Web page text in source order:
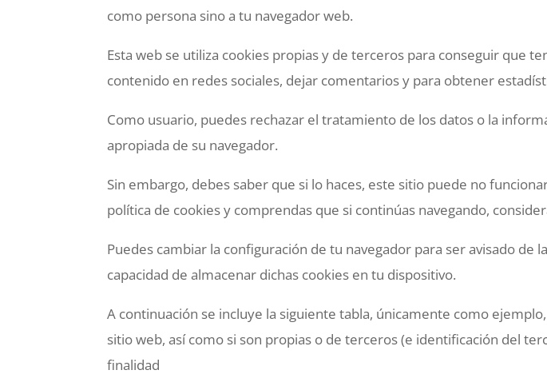
como persona sino a tu navegador web.
Esta web se utiliza cookies propias y de terceros para conseguir que
contenido en redes sociales, dejar comentarios y para obtener
Como usuario, puedes rechazar el tratamiento de los datos o la
apropiada de su navegador.
Sin embargo, debes saber que si lo haces, este sitio puede no
política de cookies y comprendas que si continúas navegando,
Puedes cambiar la configuración de tu navegador para ser avisado de
capacidad de almacenar dichas cookies en tu dispositivo.
A continuación se incluye la siguiente tabla, únicamente como
sitio web, así como si son propias o de terceros (e identificación del
finalidad